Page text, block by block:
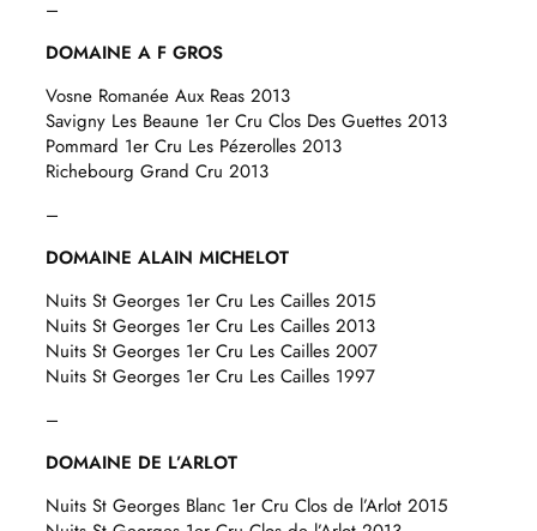
–
DOMAINE A F GROS
Vosne Romanée Aux Reas 2013
Savigny Les Beaune 1er Cru Clos Des Guettes 2013
Pommard 1er Cru Les Pézerolles 2013
Richebourg Grand Cru 2013
–
DOMAINE ALAIN MICHELOT
Nuits St Georges 1er Cru Les Cailles 2015
Nuits St Georges 1er Cru Les Cailles 2013
Nuits St Georges 1er Cru Les Cailles 2007
Nuits St Georges 1er Cru Les Cailles 1997
–
DOMAINE DE L’ARLOT
Nuits St Georges Blanc 1er Cru Clos de l’Arlot 2015